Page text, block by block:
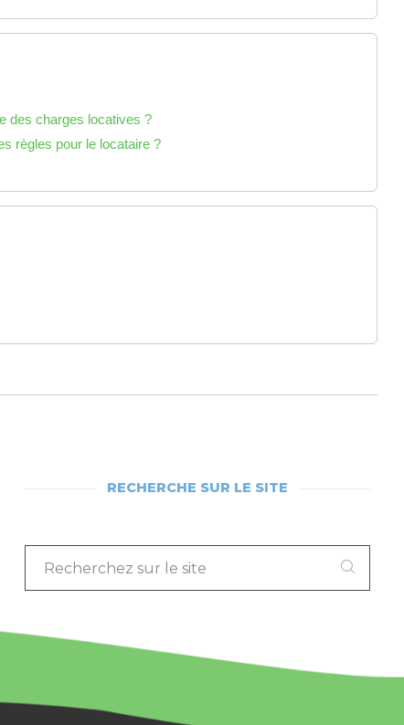
des charges locatives ?
règles pour le locataire ?
RECHERCHE SUR LE SITE
RECHERCHEZ
SUR
SITE